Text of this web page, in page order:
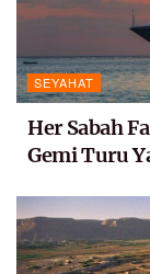
SEYAHAT
Her Sabah
Gemi Turu